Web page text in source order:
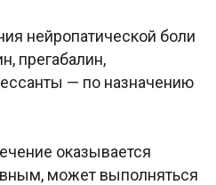
нейропатической боли
прегабалин,
— по назначению
оказывается
может выполняться